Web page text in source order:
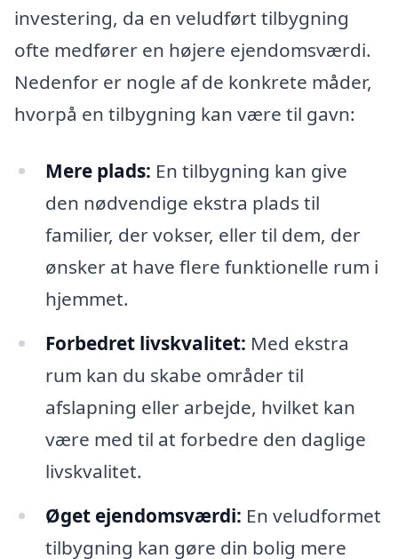
investering, da en veludført tilbygning
ofte medfører en højere ejendomsværdi.
Nedenfor er nogle af de konkrete måder,
hvorpå en tilbygning kan være til gavn:
Mere plads: En tilbygning kan give
den nødvendige ekstra plads til
familier, der vokser, eller til dem, der
ønsker at have flere funktionelle rum i
hjemmet.
Forbedret livskvalitet: Med ekstra
rum kan du skabe områder til
afslapning eller arbejde, hvilket kan
være med til at forbedre den daglige
livskvalitet.
Øget ejendomsværdi: En veludformet
tilbygning kan gøre din bolig mere